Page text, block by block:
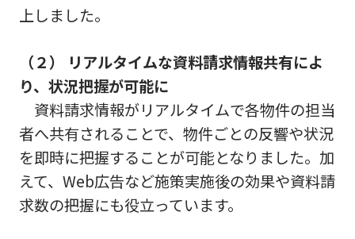
上しました。
（２） リアルタイムな資料請求情報共有によ
り、状況把握が可能に
資料請求情報がリアルタイムで各物件の担当
者へ共有されることで、物件ごとの反響や状況
を即時に把握することが可能となりました。加
えて、Web広告など施策実施後の効果や資料請
求数の把握にも役立っています。